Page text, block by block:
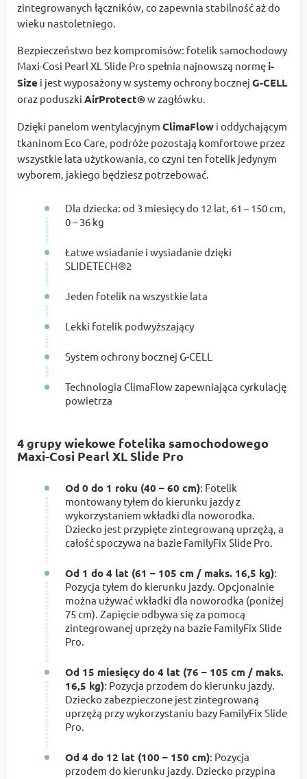
zintegrowanych łączników, co zapewnia stabilność aż do
wieku nastoletniego.
Bezpieczeństwo bez kompromisów: fotelik samochodowy
Maxi-Cosi Pearl XL Slide Pro spełnia najnowszą normęi-
Size i jest wyposażony w systemy ochrony bocznej G-CELL
oraz poduszki AirProtect®w zagłówku.
Dzięki panelom wentylacyjnym ClimaFlow i oddychającym
tkaninom Eco Care, podróże pozostają komfortowe przez
wszystkie lata użytkowania, co czyni ten fotelik jedynym
wyborem, jakiego będziesz potrzebować.
Dla dziecka: od 3 miesięcy do 12 lat, 61 – 150 cm,
0 – 36 kg
Łatwe wsiadanie i wysiadanie dzięki
SLIDETECH®2
Jeden fotelik na wszystkie lata
Lekki fotelik podwyższający
System ochrony bocznej G-CELL
Technologia ClimaFlow zapewniająca cyrkulację
powietrza
4 grupy wiekowe fotelika samochodowego
Maxi-Cosi Pearl XL Slide Pro
Od 0 do 1 roku (40 – 60 cm): Fotelik
montowany tyłem do kierunku jazdy z
wykorzystaniem wkładki dla noworodka.
Dziecko jest przypięte zintegrowaną uprzężą, a
całość spoczywa na bazie FamilyFix Slide Pro.
Od 1 do 4 lat (61 – 105 cm / maks. 16,5 kg):
Pozycja tyłem do kierunku jazdy. Opcjonalnie
można używać wkładki dla noworodka (poniżej
75 cm). Zapięcie odbywa się za pomocą
zintegrowanej uprzęży na bazie FamilyFix Slide
Pro.
Od 15 miesięcy do 4 lat (76 – 105 cm / maks.
16,5 kg): Pozycja przodem do kierunku jazdy.
Dziecko zabezpieczone jest zintegrowaną
uprzężą przy wykorzystaniu bazy FamilyFix Slide
Pro.
Od 4 do 12 lat (100 – 150 cm): Pozycja
przodem do kierunku jazdy. Dziecko przypina